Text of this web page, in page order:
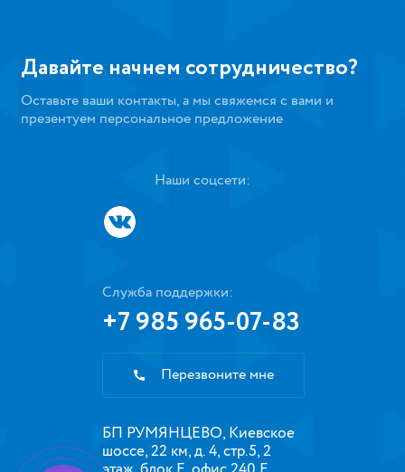
Давайте начнем сотрудничество?
Оставьте ваши контакты, а мы свяжемся с вами и
презентуем персональное предложение
Наши соцсети:
Служба поддержки:
+7 985 965-07-83
Перезвоните мне
БП РУМЯНЦЕВО, Киевское
шоссе, 22 км, д. 4, стр.5, 2